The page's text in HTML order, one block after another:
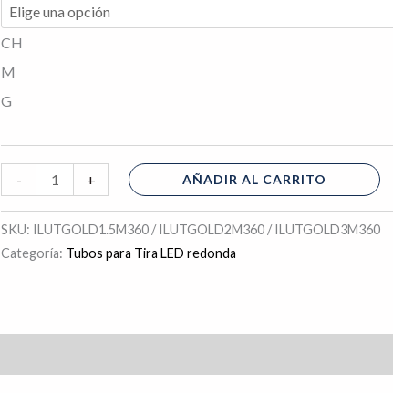
CH
M
G
-
2m
de
cable
transparente
18,
cantidad
+ AÑADIR AL CARRITO
SKU: ILUTGOLD1.5M360 / ILUTGOLD2M360 / ILUTGOLD3M360
Categoría: Tubos para Tira LED redonda